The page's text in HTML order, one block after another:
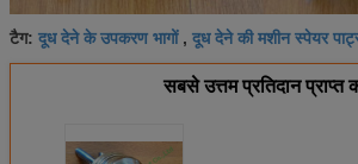
टैग: दूध देने के उपकरण भागों, दूध देने की मशीन स्पेयर
सबसे उत्तम प्रतिदान प्राप्त